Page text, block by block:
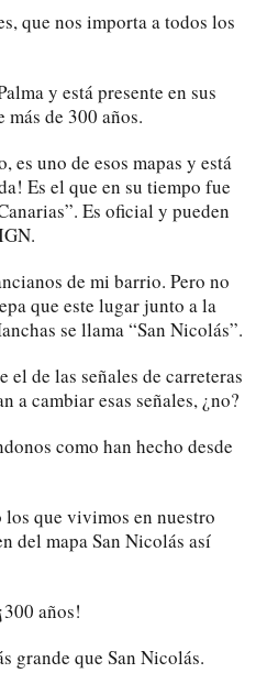
que nos importa a todos los
y está presente en sus
más de 300 años.
es uno de esos mapas y está
Es el que en su tiempo fue
Es oficial y pueden
de mi barrio. Pero no
que este lugar junto a la
se llama “San Nicolás”.
el de las señales de carreteras
a cambiar esas señales, ¿no?
como han hecho desde
que vivimos en nuestro
del mapa San Nicolás así
años!
grande que San Nicolás.